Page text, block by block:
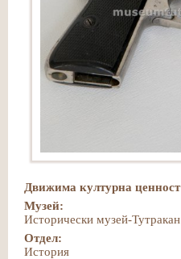
Движима културна ценност
Музей:
Исторически музей-Тутракан
Отдел:
История